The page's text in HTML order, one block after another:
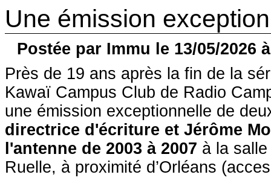
Une émission
Postée par Immu le 13/05/2026
Près de 19 ans après la fin de la
Kawaï Campus Club de Radio
une émission exceptionnelle de
directrice d'écriture et Jérôme
l'antenne de 2003 à 2007 à la
Ruelle, à proximité d’Orléans